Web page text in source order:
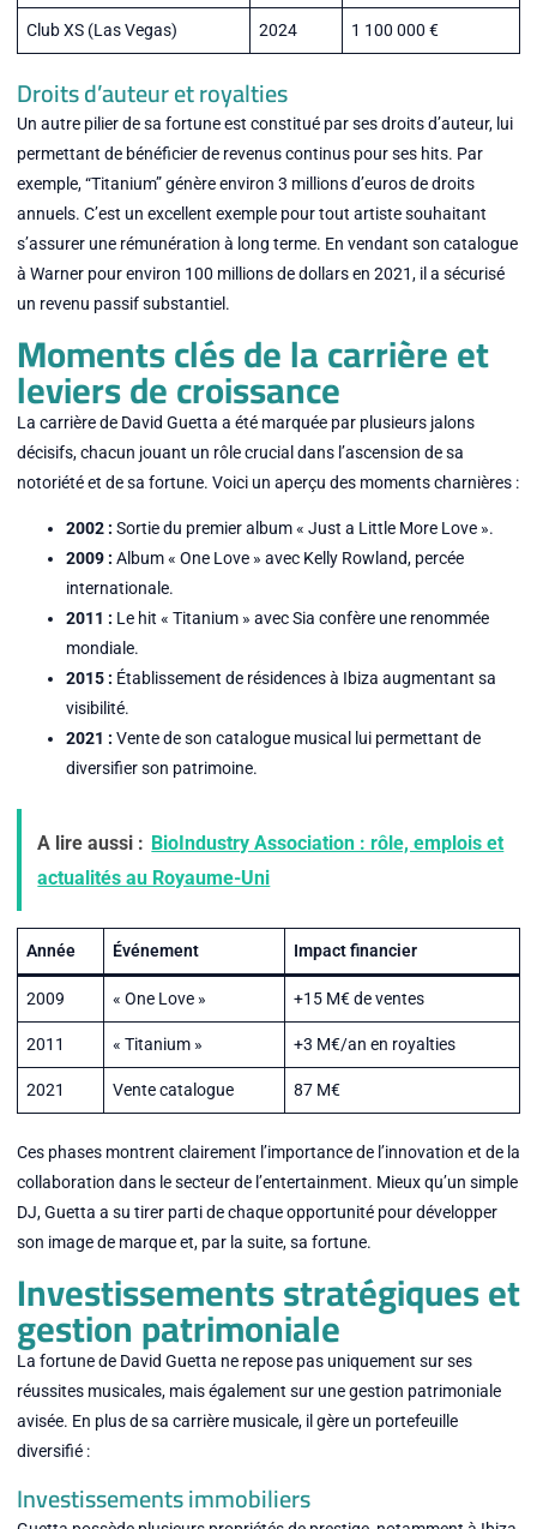
Club XS (Las Vegas) 2024 1 100 000 €
Droits d’auteur et royalties
Un autre pilier de sa fortune est constitué par ses droits d’auteur, lui
permettant de bénéficier de revenus continus pour ses hits. Par
exemple, “Titanium” génère environ 3 millions d’euros de droits
annuels. C’est un excellent exemple pour tout artiste souhaitant
s’assurer une rémunération à long terme. En vendant son catalogue
à Warner pour environ 100 millions de dollars en 2021, il a sécurisé
un revenu passif substantiel.
Moments clés de la carrière et
leviers de croissance
La carrière de David Guetta a été marquée par plusieurs jalons
décisifs, chacun jouant un rôle crucial dans l’ascension de sa
notoriété et de sa fortune. Voici un aperçu des moments charnières :
2002 : Sortie du premier album « Just a Little More Love ».
2009 : Album « One Love » avec Kelly Rowland, percée
internationale.
2011 : Le hit « Titanium » avec Sia confère une renommée
mondiale.
2015 : Établissement de résidences à Ibiza augmentant sa
visibilité.
2021 : Vente de son catalogue musical lui permettant de
diversifier son patrimoine.
A lire aussi : BioIndustry Association : rôle, emplois et
actualités au Royaume-Uni
Année Événement Impact financier
2009 « One Love » +15 M€ de ventes
2011 « Titanium » +3 M€/an en royalties
2021 Vente catalogue 87 M€
Ces phases montrent clairement l’importance de l’innovation et de la
collaboration dans le secteur de l’entertainment. Mieux qu’un simple
DJ, Guetta a su tirer parti de chaque opportunité pour développer
son image de marque et, par la suite, sa fortune.
Investissements stratégiques et
gestion patrimoniale
La fortune de David Guetta ne repose pas uniquement sur ses
réussites musicales, mais également sur une gestion patrimoniale
avisée. En plus de sa carrière musicale, il gère un portefeuille
diversifié :
Investissements immobiliers